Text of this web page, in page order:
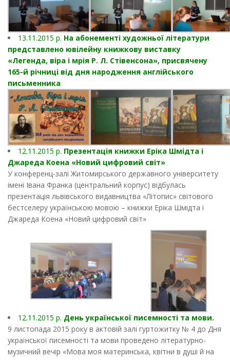
13.11.2015 р. На абонементі художньої літератури
представлено ювілейну книжкову виставку
«Легенда, віра і мрія Р. Л. Стівенсона», присвячену
165-й річниці від дня народження англійського
письменника
12.11.2015 р. Презентація книжки Еріка Шмідта і
Джареда Коена «Новий цифровий світ»
У конференц-залі Житомирського державного університету
імені Івана Франка (центральний корпус) відбулась
презентація львівського видавництва «Літопис» світового
бестселеру українською мовою – книжки Еріка Шмідта і
Джареда Коена «Новий цифровий світ»
12.11.2015 р. День української писемності та мови.
9 листопада 2015 року в актовій залі гуртожитку № 4 до Дня
української писемності та мови проведено літературно-
музичний вечір «Мова моя материнська, квітни в душі й на